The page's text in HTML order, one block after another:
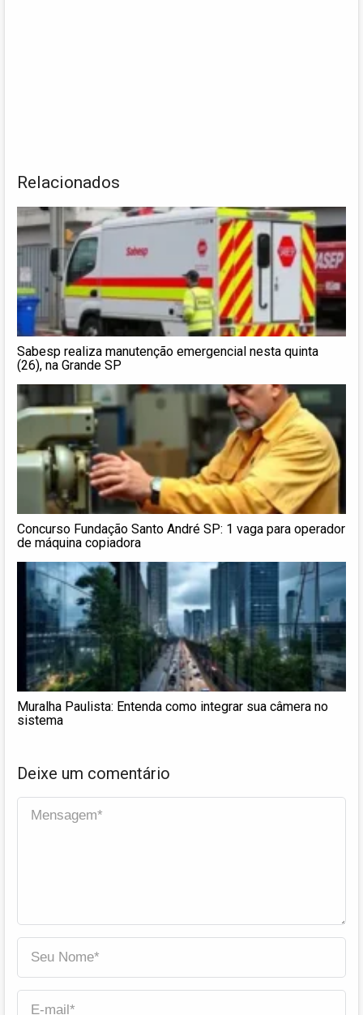
Relacionados
Sabesp realiza manutenção emergencial nesta quinta
(26), na Grande SP
Concurso Fundação Santo André SP: 1 vaga para operador
de máquina copiadora
Muralha Paulista: Entenda como integrar sua câmera no
sistema
Deixe um comentário